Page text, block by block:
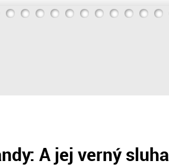
A jej verný sluha